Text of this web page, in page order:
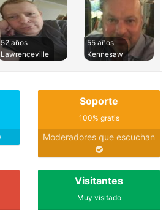
52 años
Lawrenceville
55 años
Kennesaw
Soporte
100% gratis
Moderadores que escuchan
Visitantes
Muy visitado